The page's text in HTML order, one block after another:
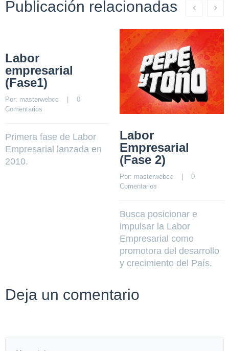
Publicación relacionadas
Labor
empresarial
(Fase1)
Por: masterwebcc
    |
0
Comentarios
Primera fase de Labor
Empresarial lanzada en
2010.
Labor
Empresarial
(Fase 2)
Por: masterwebcc
0
Comentarios
Busca posicionar e
impulsar la Labor
Empresarial como
promotora del desarrollo
y crecimiento del País.
Deja un comentario